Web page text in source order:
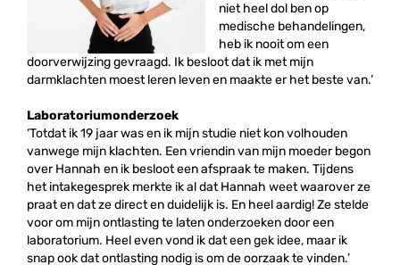
niet heel dol ben op
medische behandelingen,
heb ik nooit om een
doorverwijzing gevraagd. Ik besloot dat ik met mijn
darmklachten moest leren leven en maakte er het beste van.’
Laboratoriumonderzoek
‘Totdat ik 19 jaar was en ik mijn studie niet kon volhouden
vanwege mijn klachten. Een vriendin van mijn moeder begon
over Hannah en ik besloot een afspraak te maken. Tijdens
het intakegesprek merkte ik al dat Hannah weet waarover ze
praat en dat ze direct en duidelijk is. En heel aardig! Ze stelde
voor om mijn ontlasting te laten onderzoeken door een
laboratorium. Heel even vond ik dat een gek idee, maar ik
snap ook dat ontlasting nodig is om de oorzaak te vinden.’